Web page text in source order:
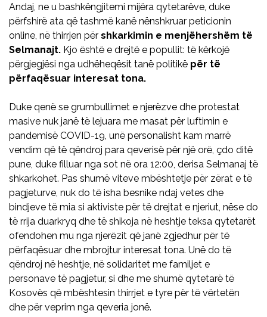
Andaj, ne u bashkëngjitemi mijëra qytetarëve, duke
përfshirë ata që tashmë kanë nënshkruar peticionin
online, në thirrjen për shkarkimin e menjëhershëm të
Selmanajt. Kjo është e drejtë e popullit: të kërkojë
përgjegjësi nga udhëheqësit tanë politikë për të
përfaqësuar interesat tona.
Duke qenë se grumbullimet e njerëzve dhe protestat
masive nuk janë të lejuara me masat për luftimin e
pandemisë COVID-19, unë personalisht kam marrë
vendim që të qëndroj para qeverisë për një orë, çdo ditë
pune, duke filluar nga sot në ora 12:00, derisa Selmanaj të
shkarkohet. Pas shumë viteve mbështetje për zërat e të
pagjeturve, nuk do të isha besnike ndaj vetes dhe
bindjeve të mia si aktiviste për të drejtat e njeriut, nëse do
të rrija duarkryq dhe të shikoja në heshtje teksa qytetarët
ofendohen mu nga njerëzit që janë zgjedhur për të
përfaqësuar dhe mbrojtur interesat tona. Unë do të
qëndroj në heshtje, në solidaritet me familjet e
personave të pagjetur, si dhe me shumë qytetarë të
Kosovës që mbështesin thirrjet e tyre për të vërtetën
dhe për veprim nga qeveria jonë.